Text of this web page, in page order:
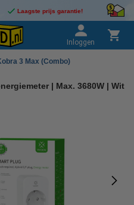
Laagste prijs garantie!
Inloggen
3 Max (Combo)
| Max. 3680W | Wit